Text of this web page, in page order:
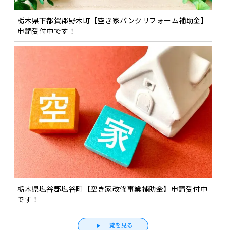
栃木県下都賀郡野木町【空き家バンクリフォーム補助金】
申請受付中です！
栃木県塩谷郡塩谷町【空き家改修事業補助金】申請受付中
です！
一覧を見る